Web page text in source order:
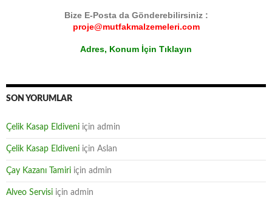
Bize E-Posta da Gönderebilirsiniz :
proje@mutfakmalzemeleri.com
Adres, Konum İçin Tıklayın
SON YORUMLAR
Çelik Kasap Eldiveni için admin
Çelik Kasap Eldiveni için Aslan
Çay Kazanı Tamiri için admin
Alveo Servisi için admin